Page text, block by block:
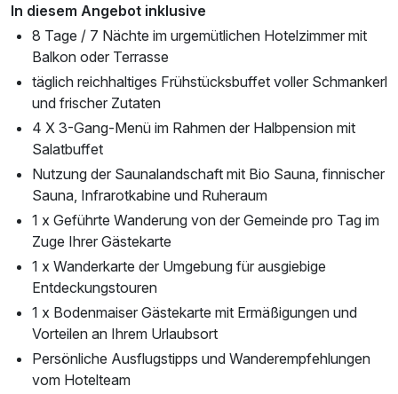
In diesem Angebot inklusive
8 Tage / 7 Nächte im urgemütlichen Hotelzimmer mit
Balkon oder Terrasse
täglich reichhaltiges Frühstücksbuffet voller Schmankerl
und frischer Zutaten
4 X 3-Gang-Menü im Rahmen der Halbpension mit
Salatbuffet
Nutzung der Saunalandschaft mit Bio Sauna, finnischer
Sauna, Infrarotkabine und Ruheraum
1 x Geführte Wanderung von der Gemeinde pro Tag im
Zuge Ihrer Gästekarte
1 x Wanderkarte der Umgebung für ausgiebige
Entdeckungstouren
1 x Bodenmaiser Gästekarte mit Ermäßigungen und
Vorteilen an Ihrem Urlaubsort
Persönliche Ausflugstipps und Wanderempfehlungen
vom Hotelteam